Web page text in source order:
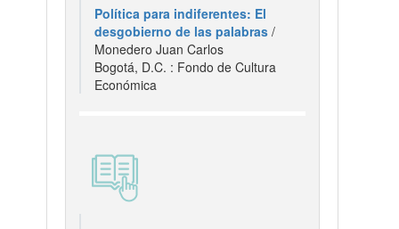
Política para indiferentes: El
desgobierno de las palabras /
Monedero Juan Carlos
Bogotá, D.C. : Fondo de Cultura
Económica